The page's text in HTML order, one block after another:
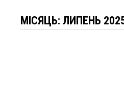
МІСЯЦЬ:ЛИПЕНЬ